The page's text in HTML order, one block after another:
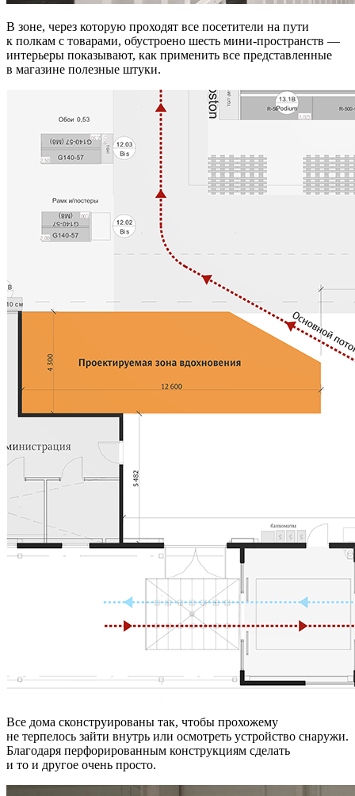
В зоне, через которую проходят все посетители на пути
к полкам с товарами, обустроено шесть мини-пространств —
интерьеры показывают, как применить все представленные
в магазине полезные штуки.
Все дома сконструированы так, чтобы прохожему
не терпелось зайти внутрь или осмотреть устройство снаружи.
Благодаря перфорированным конструкциям сделать
и то и другое очень просто.